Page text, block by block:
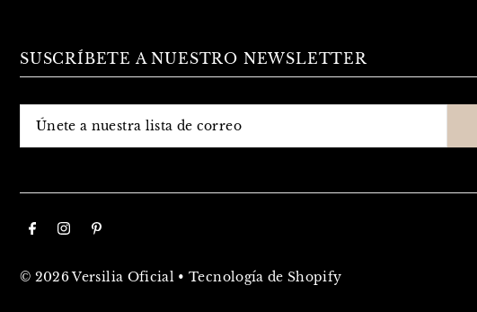
SUSCRÍBETE A NUESTRO NEWSLETTER
© 2026 Versilia Oficial •Tecnología de Shopify